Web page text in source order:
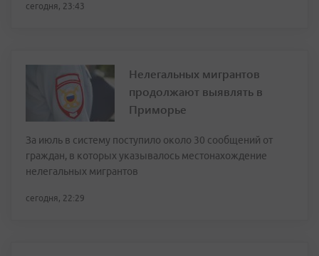
сегодня, 23:43
Нелегальных мигрантов
продолжают выявлять в
Приморье
За июль в систему поступило около 30 сообщений от
граждан, в которых указывалось местонахождение
нелегальных мигрантов
сегодня, 22:29